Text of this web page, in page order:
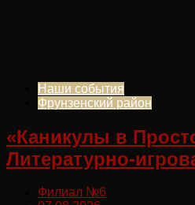
Наши события
Фрунзенский район
«Каникулы в
Литературно-
Филиал №6